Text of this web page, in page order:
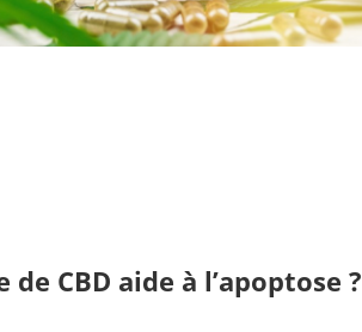
de CBD aide à l’apoptose ?